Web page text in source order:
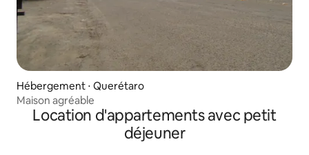
Hébergement ⋅ Querétaro
Maison agréable
Location d'appartements avec petit
déjeuner